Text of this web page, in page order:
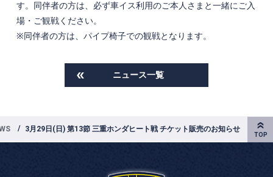
す。同伴者の方は、必ず車イス利用のご本人さまと一緒にご入
場・ご観戦ください。
※同伴者の方は、パイプ椅子での観戦となります。
ニュース一覧
3月29日(日) 第13節 三重ホンダヒート戦 チケット販売のお知らせ